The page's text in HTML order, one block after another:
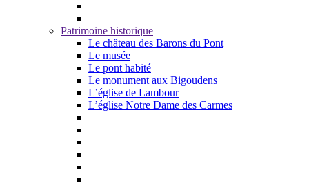
Patrimoine historique
Le château des Barons du Pont
Le musée
Le pont habité
Le monument aux Bigoudens
L’église de Lambour
L’église Notre Dame des Carmes